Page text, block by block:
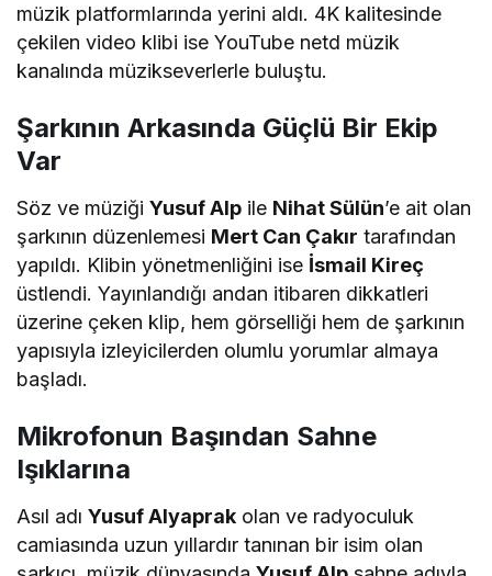
müzik platformlarında yerini aldı. 4K kalitesinde
çekilen video klibi ise YouTube netd müzik
kanalında müzikseverlerle buluştu.
Şarkının Arkasında Güçlü Bir Ekip
Var
Söz ve müziğiYusuf Alp ile Nihat Sülün’e ait olan
şarkının düzenlemesi Mert Can Çakır tarafından
yapıldı. Klibin yönetmenliğini ise İsmail Kireç
üstlendi. Yayınlandığı andan itibaren dikkatleri
üzerine çeken klip, hem görselliği hem de şarkının
yapısıyla izleyicilerden olumlu yorumlar almaya
başladı.
Mikrofonun Başından Sahne
Işıklarına
Asıl adıYusuf Alyaprak olan ve radyoculuk
camiasında uzun yıllardır tanınan bir isim olan